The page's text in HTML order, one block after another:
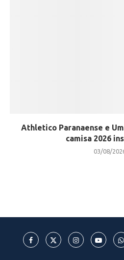
Athletico Paranaense e
camisa 2026
03/08/